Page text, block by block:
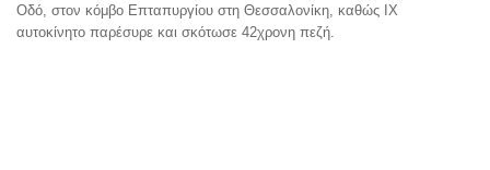
Οδό, στον κόμβο Επταπυργίου στη Θεσσαλονίκη, καθώς ΙΧ
αυτοκίνητο παρέσυρε και σκότωσε 42χρονη πεζή.